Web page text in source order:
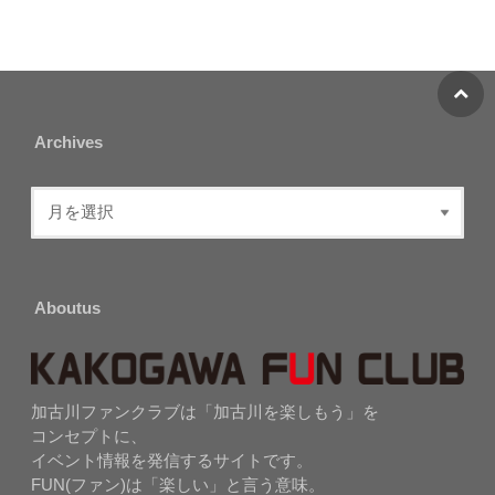
Archives
Aboutus
加古川ファンクラブは「加古川を楽しもう」を
コンセプトに、
イベント情報を発信するサイトです。
FUN(ファン)は「楽しい」と言う意味。